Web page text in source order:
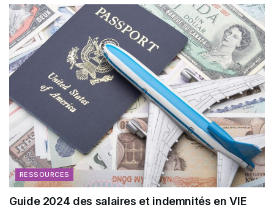
RESSOURCES
Guide 2024 des salaires et indemnités en VIE